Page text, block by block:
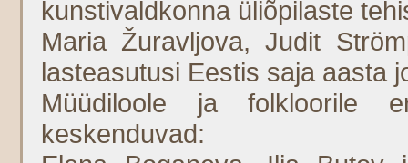
kunstivaldkonna üliõpilaste
Maria Žuravljova, Judit
lasteasutusi Eestis saja aasta
Müüdiloole ja folkloorile
keskenduvad: